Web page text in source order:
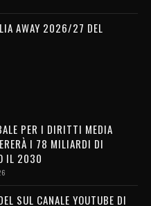
AWAY 2026/27 DEL
PER I DIRITTI MEDIA
I 78 MILIARDI DI
IL 2030
SUL CANALE YOUTUBE DI